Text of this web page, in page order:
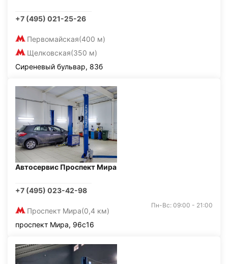
+7 (495) 021-25-26
Первомайская(400 м)
Щелковская(350 м)
Сиреневый бульвар, 83б
Автосервис Проспект Мира
+7 (495) 023-42-98
Проспект Мира(0,4 км)
Пн-Вс: 09:00 - 21:00
проспект Мира, 96с16